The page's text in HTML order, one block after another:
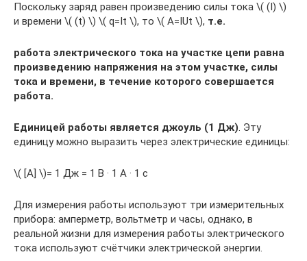
Поскольку заряд равен произведению силы тока ​\( (I) \)​
и времени ​\( (t) \)​ ​\( q=It \)​, то ​\( A=IUt \)​, т.е.
работа электрического тока на участке цепи равна
произведению напряжения на этом участке, силы
тока и времени, в течение которого совершается
работа.
Единицей работы является джоуль (1 Дж). Эту
единицу можно выразить через электрические единицы:
​\( [A] \)​= 1 Дж = 1 В · 1 А · 1 с
Для измерения работы используют три измерительных
прибора: амперметр, вольтметр и часы, однако, в
реальной жизни для измерения работы электрического
тока используют счётчики электрической энергии.